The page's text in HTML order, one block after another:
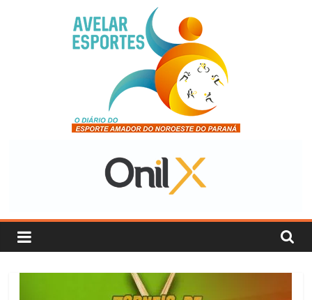
Esportes
O
Diário
Esporte